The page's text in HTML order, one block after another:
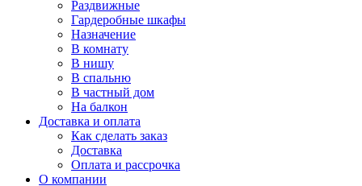
Раздвижные
Гардеробные шкафы
Назначение
В комнату
В нишу
В спальню
В частный дом
На балкон
Доставка и оплата
Как сделать заказ
Доставка
Оплата и рассрочка
О компании